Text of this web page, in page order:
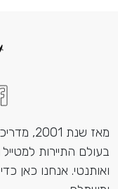
מדריכי
מאז שנת 2001, מדריכי מוזה
למטייל הישראלי עם
כאן כדי לעזור לכם